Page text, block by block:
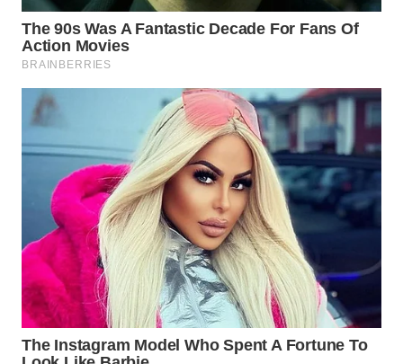
WAHANA
NEWS
WAHANA
TANI
WAHANA
ADVOKAT
WAHANA
INFRASTRUKTUR
WAHANA
KONSUMEN
WAHANA